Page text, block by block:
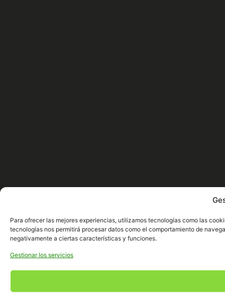
Para ofrecer las mejores experiencias, utilizamos tecnologías como las
tecnologías nos permitirá procesar datos como el comportamiento de
negativamente a ciertas características y funciones.
Gestionar los servicios